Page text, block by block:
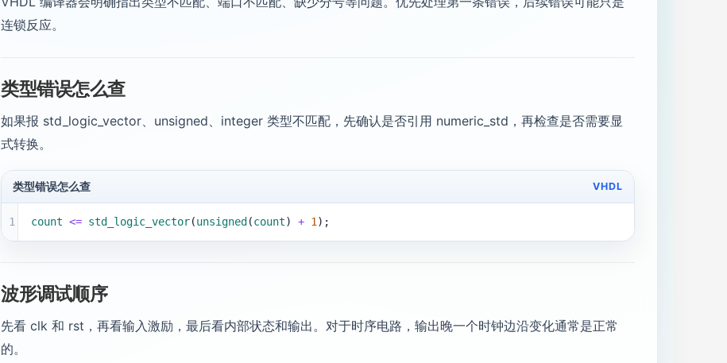
连锁反应。
类型错误怎么查
如果报 std_logic_vector、unsigned、integer 类型不匹配，先确认是否引用 numeric_std，再检查是否需要显
式转换。
类型错误怎么查 VHDL
1 count <= std_logic_vector(unsigned (count) + 1 );
波形调试顺序
先看 clk 和 rst，再看输入激励，最后看内部状态和输出。对于时序电路，输出晚一个时钟边沿变化通常是正常
的。